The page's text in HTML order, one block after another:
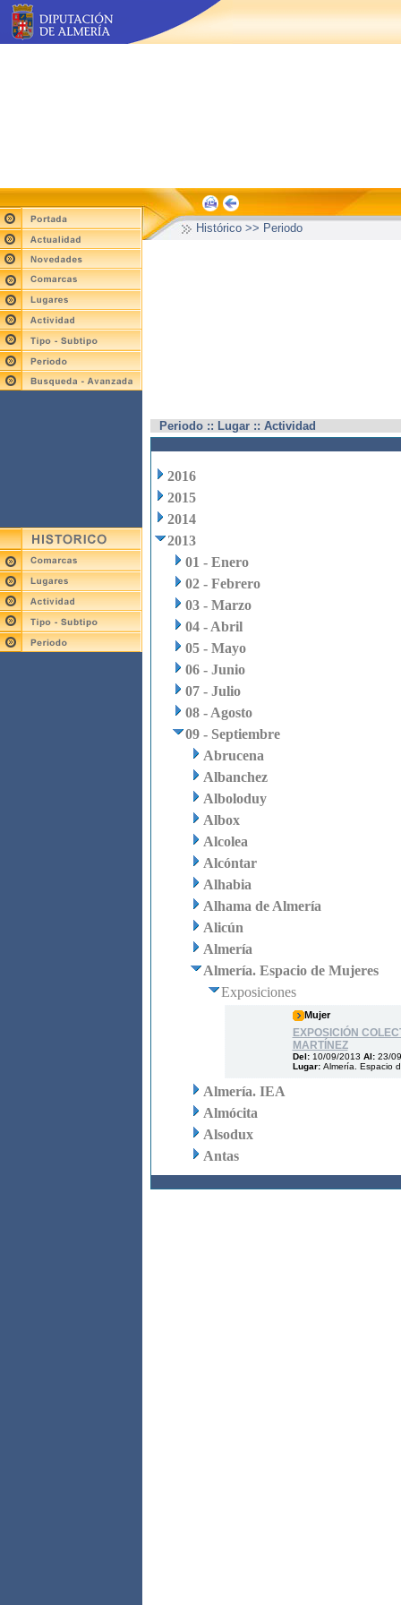
Histórico >> Periodo
Periodo :: Lugar :: Actividad
2016
2015
2014
2013
01 - Enero
02 - Febrero
03 - Marzo
04 - Abril
05 - Mayo
06 - Junio
07 - Julio
08 - Agosto
09 - Septiembre
Abrucena
Albanchez
Alboloduy
Albox
Alcolea
Alcóntar
Alhabia
Alhama de Almería
Alicún
Almería
Almería. Espacio de Mujeres
Exposiciones
Mujer
EXPOSICIÓN
MARTÍNEZ
Del: 10/09/2013 Al: 23/
Lugar: Almería. Espacio
Almería. IEA
Almócita
Alsodux
Antas